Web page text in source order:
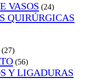
VASOS (24)
QUIRÚRGICAS
(27)
(56)
Y LIGADURAS